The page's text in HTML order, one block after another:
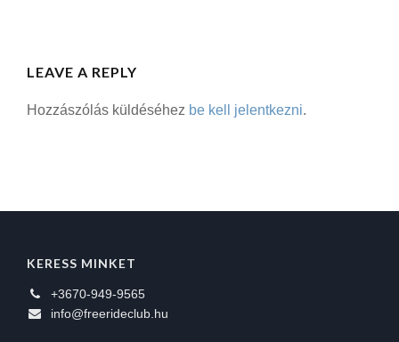
LEAVE A REPLY
Hozzászólás küldéséhez be kell jelentkezni.
KERESS MINKET
+3670-949-9565
info@freerideclub.hu